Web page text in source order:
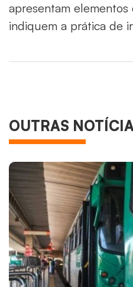
apresentam
indiquem a prática de
OUTRAS